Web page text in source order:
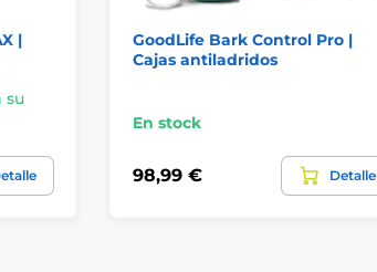
|
su
GoodLife Bark Control Pro |
Cajas antiladridos
En stock
98,99 € Detalle